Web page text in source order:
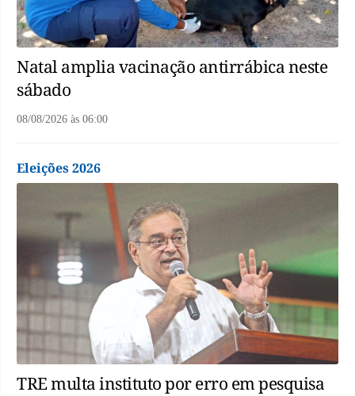
Natal amplia vacinação antirrábica neste
sábado
08/08/2026 às 06:00
Eleições 2026
TRE multa instituto por erro em pesquisa